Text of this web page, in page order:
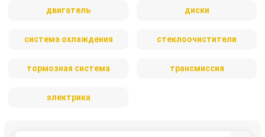
двигатель диски
система охлаждения стеклоочистители
тормозная система трансмиссия
электрика